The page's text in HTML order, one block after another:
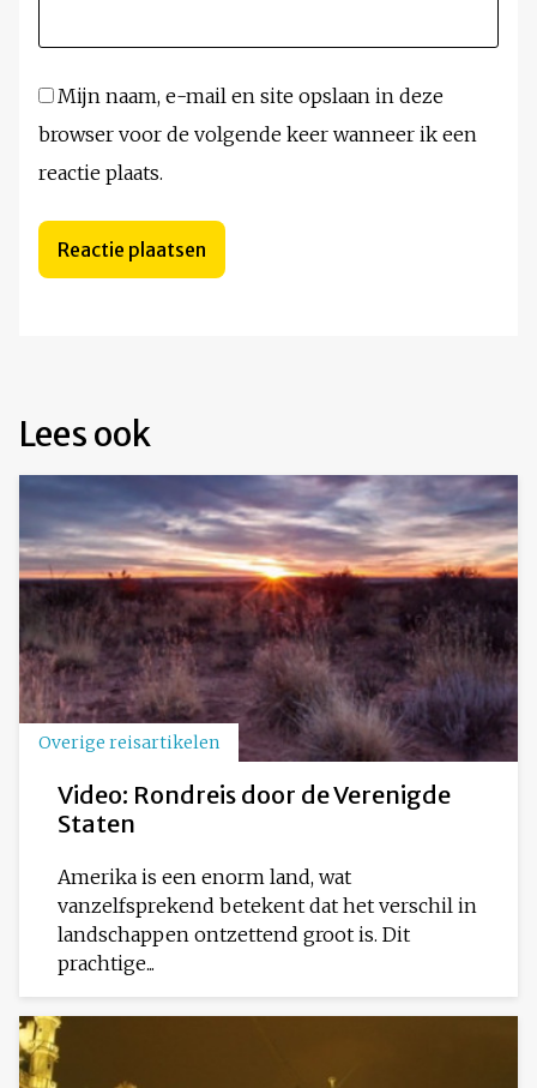
Mijn naam, e-mail en site opslaan in deze
browser voor de volgende keer wanneer ik een
reactie plaats.
Lees ook
Overige reisartikelen
Video: Rondreis door de Verenigde
Staten
Amerika is een enorm land, wat
vanzelfsprekend betekent dat het verschil in
landschappen ontzettend groot is. Dit
prachtige...